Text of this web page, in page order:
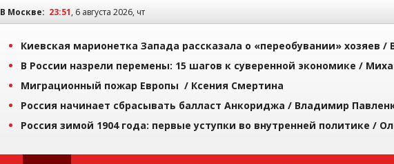
В Москве: 23:51, 6 августа 2026, чт
Киевская марионетка Запада рассказала о «переобувании» хозяев /
В России назрели перемены: 15 шагов к суверенной экономике /
Миграционный пожар Европы / Ксения Смертина
Россия начинает сбрасывать балласт Анкориджа / Владимир
Россия зимой 1904 года: первые уступки во внутренней политике /